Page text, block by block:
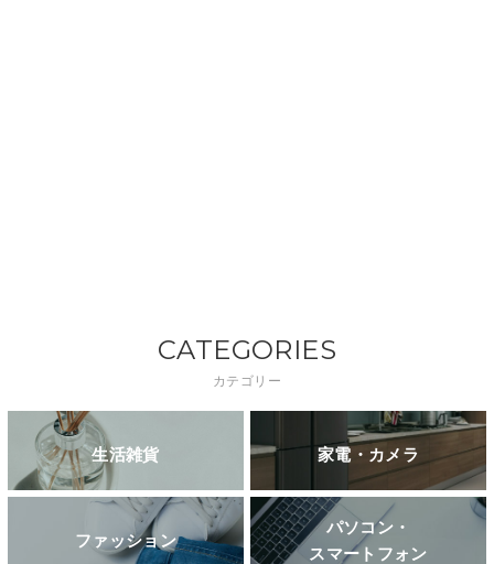
CATEGORIES
カテゴリー
生活雑貨 家電・カメラ
ファッション
パソコン・
スマートフォン